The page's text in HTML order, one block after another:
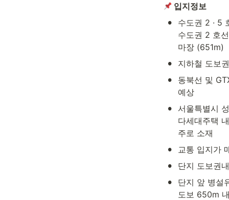
입지정보
•
수도권 2 · 5
수도권 2 호
마장 (651m)
• 지하철 도보
•
동북선 및
예상
• 서울특별시
다세대주택
주로 소재
• 교통 입지가
• 단지 도보권
•
단지 앞 병설
도보 650m